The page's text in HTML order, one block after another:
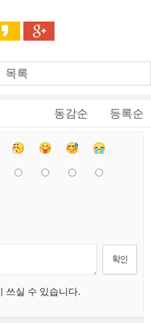
목록
동감순 등록순
쓰실 수 있습니다.